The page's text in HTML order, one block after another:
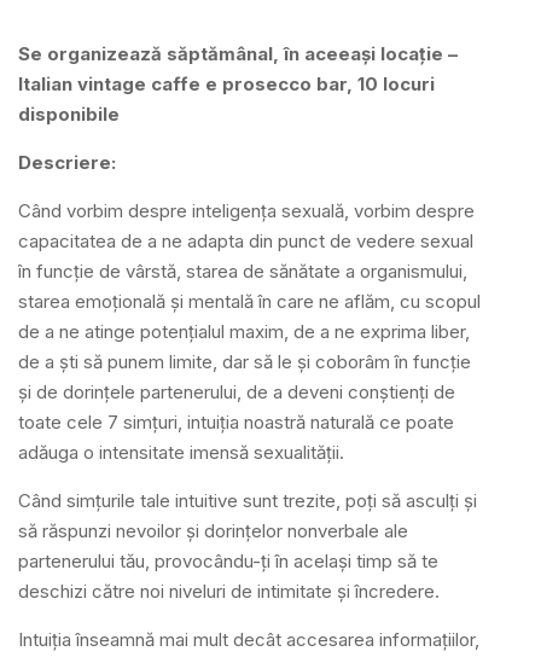
Se organizează săptămânal, în aceeași locație –
Italian vintage caffe e prosecco bar, 10 locuri
disponibile
Descriere:
Când vorbim despre inteligența sexuală, vorbim despre
capacitatea de a ne adapta din punct de vedere sexual
în funcție de vârstă, starea de sănătate a organismului,
starea emoțională și mentală în care ne aflăm, cu scopul
de a ne atinge potențialul maxim, de a ne exprima liber,
de a ști să punem limite, dar să le și coborâm în funcție
și de dorințele partenerului, de a deveni conștienți de
toate cele 7 simțuri, intuiția noastră naturală ce poate
adăuga o intensitate imensă sexualității.
Când simțurile tale intuitive sunt trezite, poți să asculți și
să răspunzi nevoilor și dorințelor nonverbale ale
partenerului tău, provocându-ți în același timp să te
deschizi către noi niveluri de intimitate și încredere.
Intuiția înseamnă mai mult decât accesarea informațiilor,